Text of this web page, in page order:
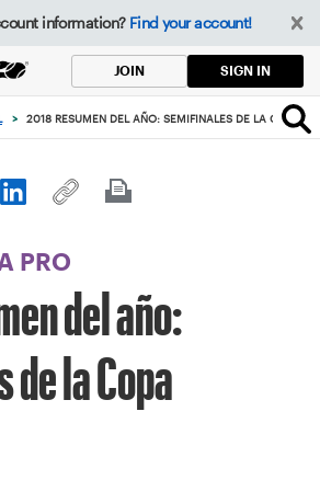
information? Find your account!
JOIN SIGN IN
> 2018 RESUMEN DEL AÑO: SEMIFINALES DE LA COPA
PRO
del año:
la Copa